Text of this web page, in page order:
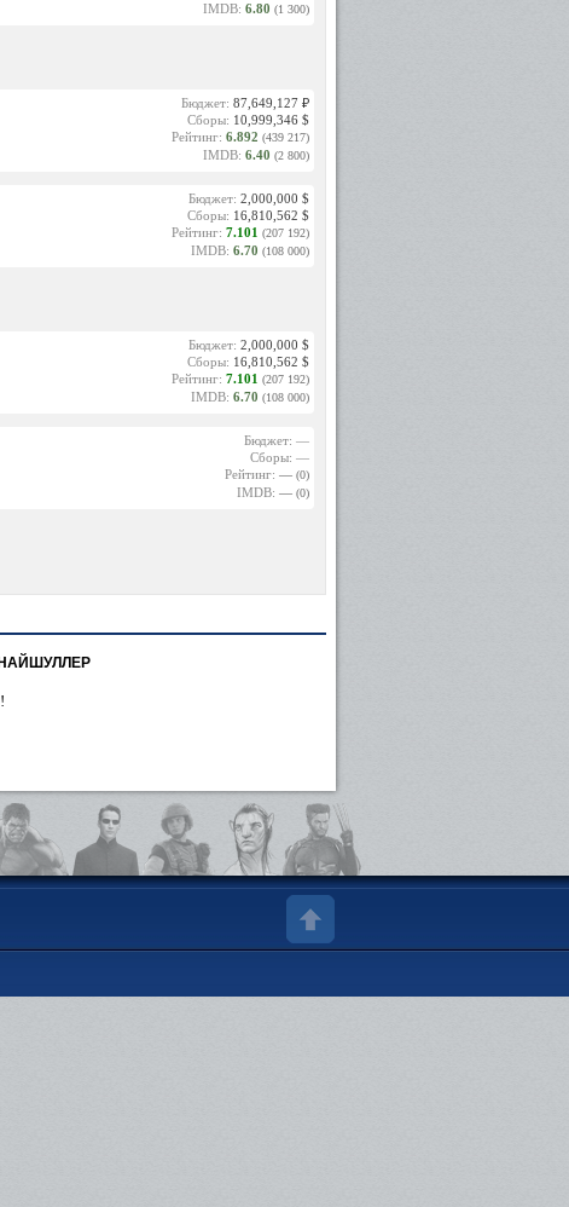
IMDB: 6.80 (1 300)
Бюджет: 87,649,127 ₽
Сборы: 10,999,346 $
Рейтинг: 6.892 (439 217)
IMDB: 6.40 (2 800)
Бюджет: 2,000,000 $
Сборы: 16,810,562 $
Рейтинг: 7.101 (207 192)
IMDB: 6.70 (108 000)
Бюджет: 2,000,000 $
Сборы: 16,810,562 $
Рейтинг: 7.101 (207 192)
IMDB: 6.70 (108 000)
Бюджет: —
Сборы: —
Рейтинг: — (0)
IMDB: — (0)